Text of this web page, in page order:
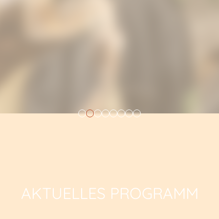
AKTUELLES PROGRAMM